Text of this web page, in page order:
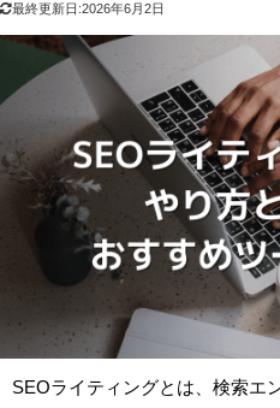
最終更新日:2026年6月2日
SEOライティングとは、検索エ